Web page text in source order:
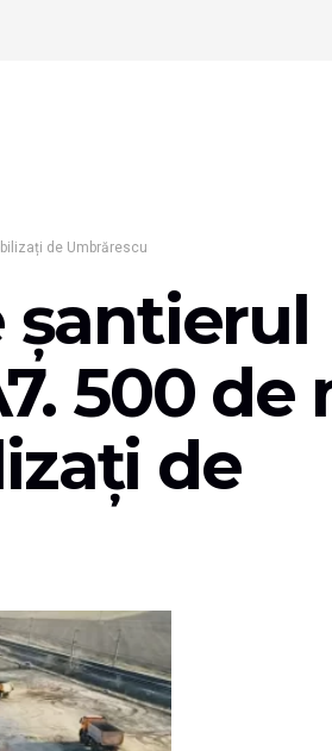
de Umbrărescu
șantierul
500
de